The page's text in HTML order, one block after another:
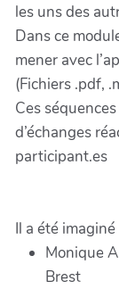
les uns des
Dans ce
mener avec
(Fichiers .pdf,
Ces
d’échanges
participant.es
Il a été
Monique
Brest